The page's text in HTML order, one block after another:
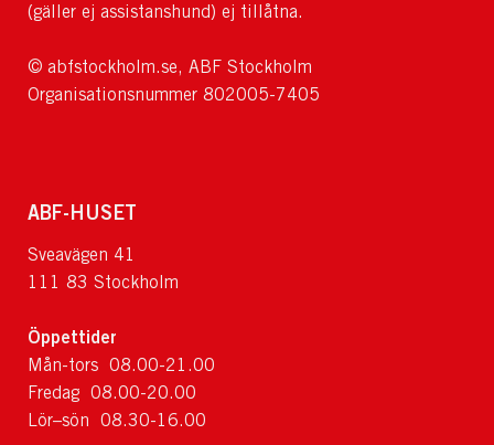
(gäller ej assistanshund) ej tillåtna.
© abfstockholm.se, ABF Stockholm
Organisationsnummer 802005-7405
ABF-HUSET
Sveavägen 41
111 83 Stockholm
Öppettider
Mån-tors 08.00-21.00
Fredag 08.00-20.00
Lör–sön 08.30-16.00